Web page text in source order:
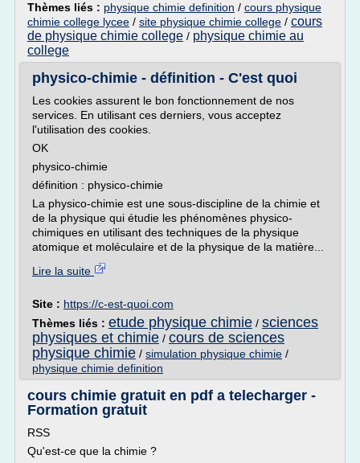
Thèmes liés : physique chimie definition / cours physique
chimie college lycee / site physique chimie college / cours
de physique chimie college / physique chimie au
college
physico-chimie - définition - C'est quoi
Les cookies assurent le bon fonctionnement de nos
services. En utilisant ces derniers, vous acceptez
l'utilisation des cookies.
OK
physico-chimie
définition : physico-chimie
La physico-chimie est une sous-discipline de la chimie et
de la physique qui étudie les phénomènes physico-
chimiques en utilisant des techniques de la physique
atomique et moléculaire et de la physique de la matière...
Lire la suite
Site : https://c-est-quoi.com
Thèmes liés : etude physique chimie / sciences
physiques et chimie / cours de sciences
physique chimie / simulation physique chimie /
physique chimie definition
cours chimie gratuit en pdf a telecharger -
Formation gratuit
RSS
Qu'est-ce que la chimie ?